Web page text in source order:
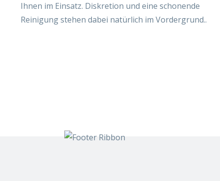
Ihnen im Einsatz. Diskretion und eine schonende
Reinigung stehen dabei natürlich im Vordergrund..